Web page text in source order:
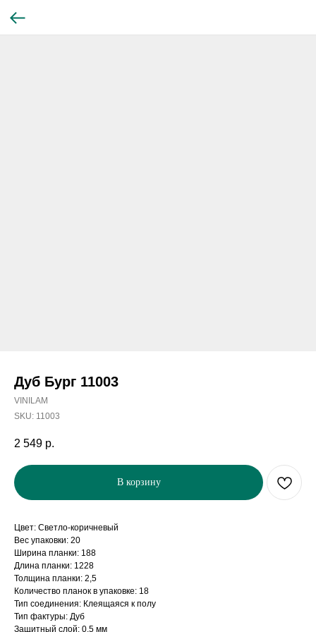
Дуб Бург 11003
VINILAM
SKU: 11003
2 549 р.
В корзину
Цвет: Светло-коричневый
Вес упаковки: 20
Ширина планки: 188
Длина планки: 1228
Толщина планки: 2,5
Количество планок в упаковке: 18
Тип соединения: Клеящаяся к полу
Тип фактуры: Дуб
Защитный слой: 0,5 мм